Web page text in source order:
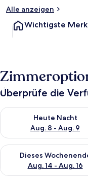
Alle anzeigen
Wichtigste
Überprüfe die
Heute Nacht
Aug. 8 - Aug. 9
Überprüfe die
Dieses
Aug. 14 - Aug. 16
Überprüfe die